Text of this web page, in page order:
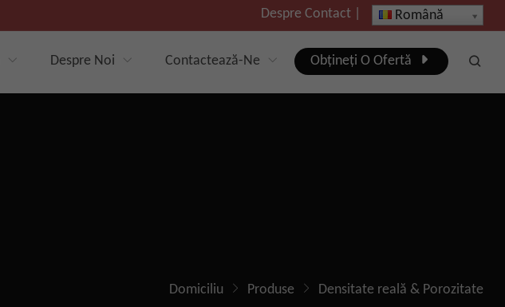
Despre Contact Română
Despre Noi Contactează-Ne Obțineți O Ofertă
Domiciliu Produse Densitate reală & Porozitate